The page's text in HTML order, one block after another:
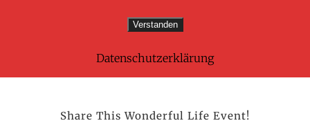
Share This Wonderful Life Event!
Verstanden
Datenschutzerklärung